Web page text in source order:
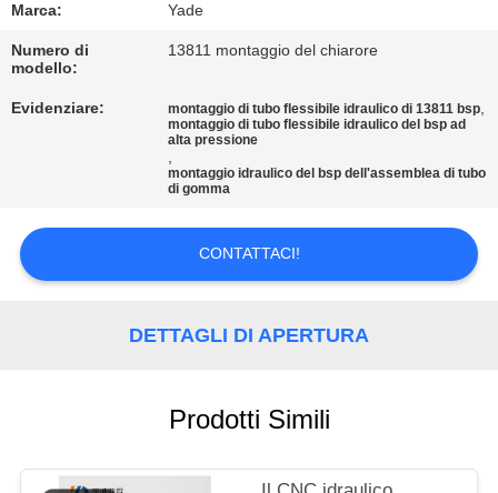
CONTATTICI
RICHIEDA
CITAZIONE
MAPPA
Marca: Yade
Numero di
modello:
13811 montaggio del chiarore
Evidenziare: montaggio di tubo flessibile idraulico di 13811 bsp,
montaggio di tubo flessibile idraulico del bsp ad
alta pressione
,
montaggio idraulico del bsp dell'assemblea di tubo
di gomma
CONTATTACI!
DETTAGLI DI APERTURA
Prodotti Simili